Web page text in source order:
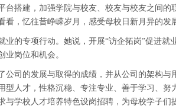
台搭建，加强学院与校友、校友与校友之间的
看，忆往昔峥嵘岁月，感受母校日新月异的发
业的专项行动。她说，开展“访企拓岗”促进就
业岗位和机会。
司的发展与取得的成绩，并从公司的架构与
人才，性格沉稳、专注专业、善于学习、努
与学校人才培养特色设岗招聘，为母校学子们